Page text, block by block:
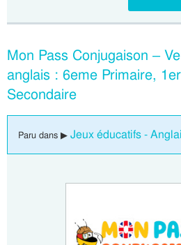
Mon Pass Conjugaison –
anglais : 6eme Primaire,
Secondaire
Paru dans ▶ Jeux éducatifs -